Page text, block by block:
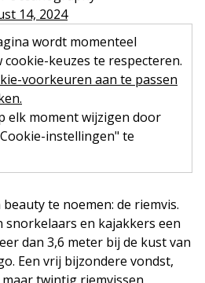
14, 2024
wordt momenteel
keuzes te respecteren.
voorkeuren aan te passen
elk moment wijzigen door
instellingen" te
te noemen: de riemvis.
en kajakkers een
dan 3,6 meter bij de kust van
Een vrij bijzondere vondst,